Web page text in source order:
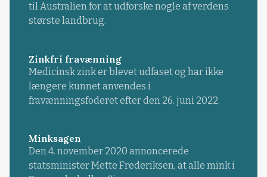
til Australien for at udforske nogle af verdens
største landbrug.
Zinkfri fravænning
Medicinsk zink er blevet udfaset og har ikke
længere kunnet anvendes i
fravænningsfoderet efter den 26. juni 2022.
Minksagen
Den 4. november 2020 annoncerede
statsminister Mette Frederiksen, at alle mink i